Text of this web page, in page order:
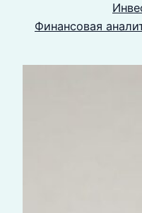
Финансовая